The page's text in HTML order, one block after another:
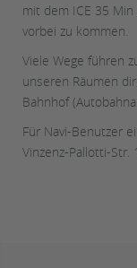
mit dem ICE 35
vorbei zu kommen.
Viele Wege führen
unseren Räumen
Bahnhof
Für Navi-Benutzer
Vinzenz-Pallotti-